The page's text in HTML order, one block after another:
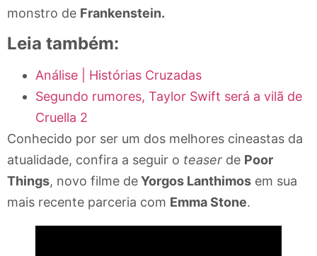
monstro de Frankenstein.
Leia também:
Análise | Histórias Cruzadas
Segundo rumores, Taylor Swift será a vilã de
Cruella 2
Conhecido por ser um dos melhores cineastas da
atualidade, confira a seguir o teaser de Poor
Things, novo filme deYorgos Lanthimos em sua
mais recente parceria com Emma Stone.